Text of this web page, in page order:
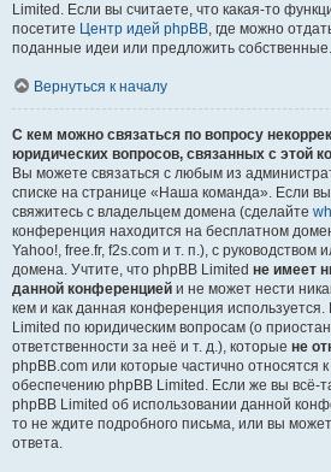
Limited. Если вы считаете, что какая-то
посетите Центр идей phpBB, где можно
поданные идеи или предложить собственные.
Вернуться к началу
С кем можно связаться по вопросу
юридических вопросов, связанных с этой
Вы можете связаться с любым из
списке на странице «Наша команда». Если
свяжитесь с владельцем домена (сделайте
конференция находится на бесплатном
Yahoo!, free.fr, f2s.com и т. п.), с руководством
домена. Учтите, что phpBB Limited не имеет
данной конференцией и не может нести
кем и как данная конференция
Limited по юридическим вопросам (о
ответственности за неё и т. д.), которые не
phpBB.com или которые частично относятся
обеспечению phpBB Limited. Если же вы всё-
phpBB Limited об использовании данной
то не ждите подробного письма, или вы
ответа.